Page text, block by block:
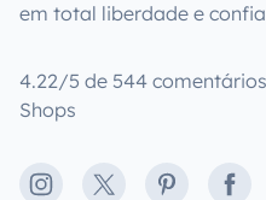
em total liberdade e
4.22/5 de 544
Shops
Instagram
X Pinterest